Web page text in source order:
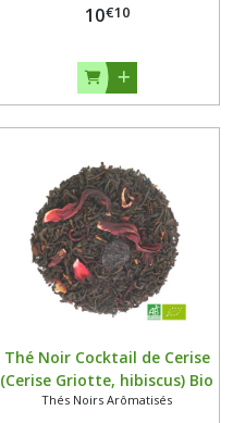
10€10
Thé Noir Cocktail de Cerise
(Cerise Griotte, hibiscus) Bio
100 grammes
Thés Noirs Arômatisés